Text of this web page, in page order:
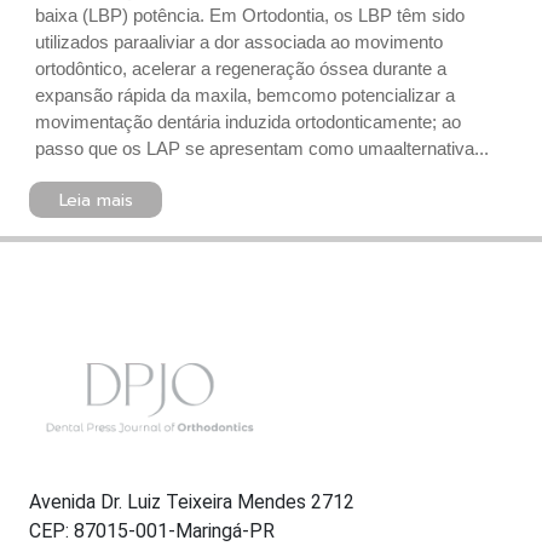
baixa (LBP) potência. Em Ortodontia, os LBP têm sido
utilizados paraaliviar a dor associada ao movimento
ortodôntico, acelerar a regeneração óssea durante a
expansão rápida da maxila, bemcomo potencializar a
movimentação dentária induzida ortodonticamente; ao
passo que os LAP se apresentam como umaalternativa...
Leia mais
Avenida Dr. Luiz Teixeira Mendes 2712
CEP: 87015-001-Maringá-PR